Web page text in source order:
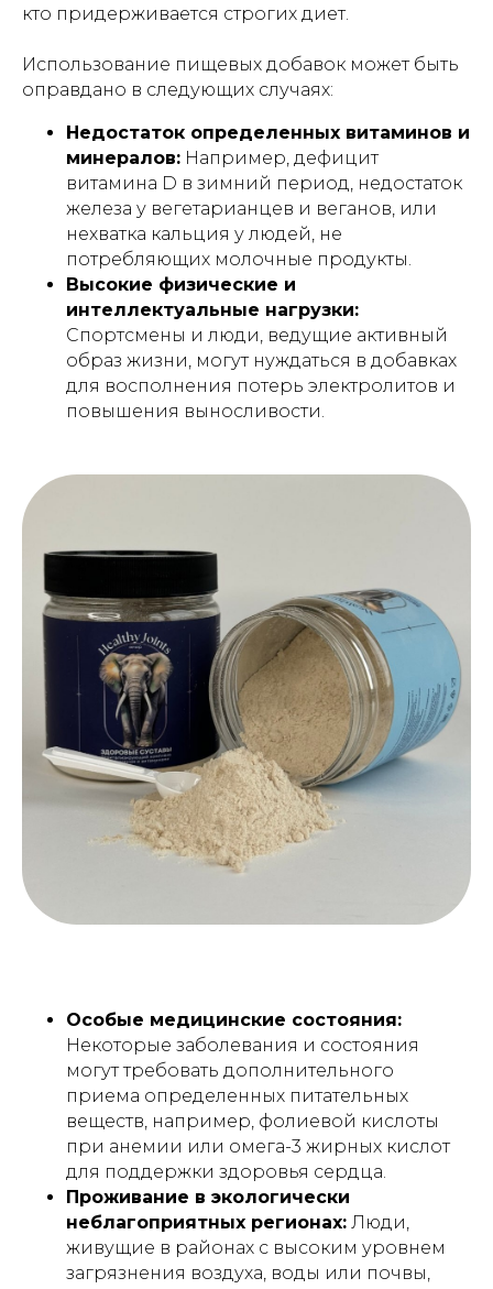
кто придерживается строгих диет.
Использование пищевых добавок может быть
оправдано в следующих случаях:
Недостаток определенных витаминов и
минералов: Например, дефицит
витамина D в зимний период, недостаток
железа у вегетарианцев и веганов, или
нехватка кальция у людей, не
потребляющих молочные продукты.
Высокие физические и
интеллектуальные нагрузки:
Спортсмены и люди, ведущие активный
образ жизни, могут нуждаться в добавках
для восполнения потерь электролитов и
повышения выносливости.
Особые медицинские состояния:
Некоторые заболевания и состояния
могут требовать дополнительного
приема определенных питательных
веществ, например, фолиевой кислоты
при анемии или омега-3 жирных кислот
для поддержки здоровья сердца.
Проживание в экологически
неблагоприятных регионах: Люди,
живущие в районах с высоким уровнем
загрязнения воздуха, воды или почвы,